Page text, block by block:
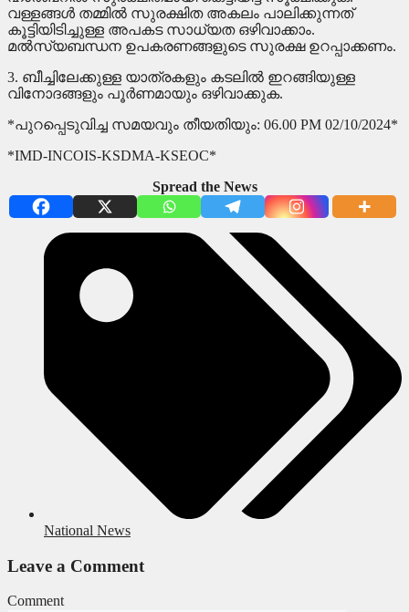
വള്ളങ്ങൾ തമ്മിൽ സുരക്ഷിത അകലം പാലിക്കുന്നത്
കൂട്ടിയിടിച്ചുള്ള അപകട സാധ്യത ഒഴിവാക്കാം.
മൽസ്യബന്ധന ഉപകരണങ്ങളുടെ സുരക്ഷ ഉറപ്പാക്കണം.
3. ബീച്ചിലേക്കുള്ള യാത്രകളും കടലിൽ ഇറങ്ങിയുള്ള
വിനോദങ്ങളും പൂർണമായും ഒഴിവാക്കുക.
*പുറപ്പെടുവിച്ച സമയവും തീയതിയും: 06.00 PM 02/10/2024*
*IMD-INCOIS-KSDMA-KSEOC*
Spread the News
National News
Leave a Comment
Comment